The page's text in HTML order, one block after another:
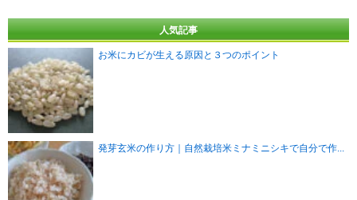
人気記事
お米にカビが生える原因と３つのポイント
発芽玄米の作り方｜自然栽培米ミナミニシキで自分で作...